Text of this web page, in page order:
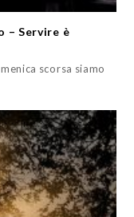
– Servire è
scorsa siamo